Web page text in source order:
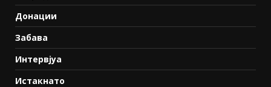
Донации
Забава
Интервјуа
Истакнато